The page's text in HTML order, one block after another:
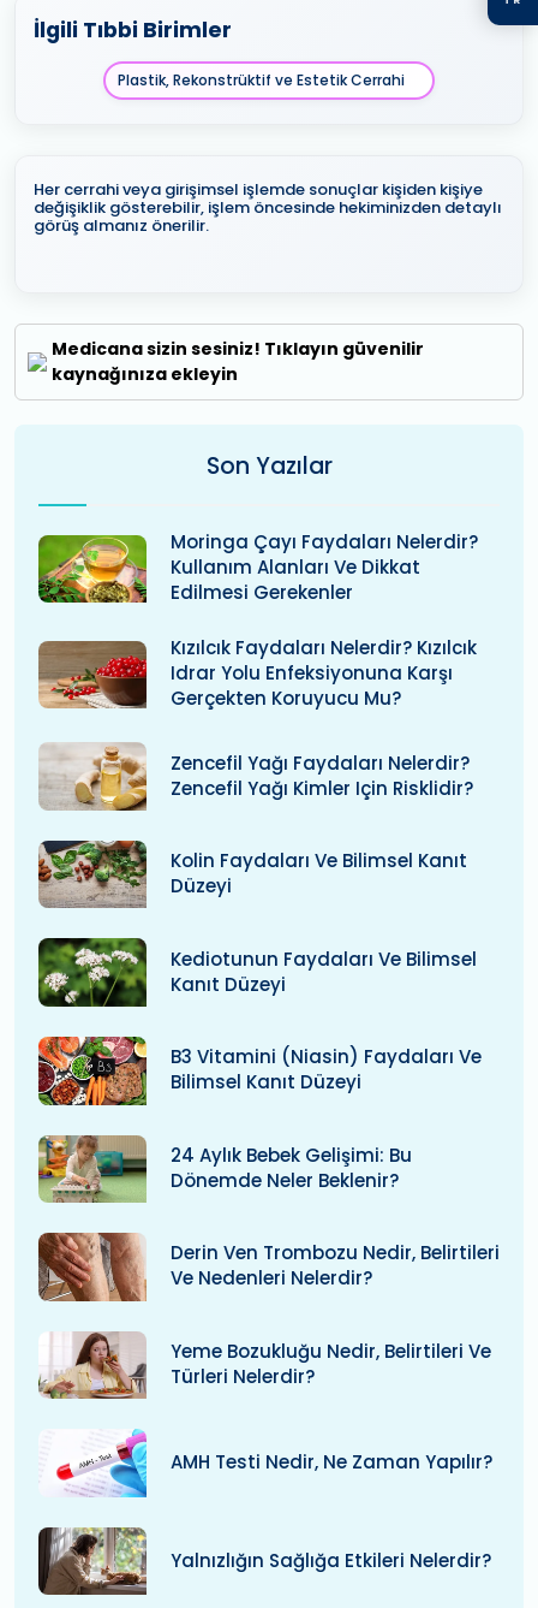
İlgili Tıbbi Birimler
Plastik, Rekonstrüktif ve Estetik Cerrahi
Her cerrahi veya girişimsel işlemde sonuçlar kişiden kişiye
değişiklik gösterebilir, işlem öncesinde hekiminizden detaylı
görüş almanız önerilir.
Medicana sizin sesiniz! Tıklayın güvenilir
kaynağınıza ekleyin
Son Yazılar
Moringa Çayı Faydaları Nelerdir?
Kullanım Alanları Ve Dikkat
Edilmesi Gerekenler
Kızılcık Faydaları Nelerdir? Kızılcık
Idrar Yolu Enfeksiyonuna Karşı
Gerçekten Koruyucu Mu?
Zencefil Yağı Faydaları Nelerdir?
Zencefil Yağı Kimler Için Risklidir?
Kolin Faydaları Ve Bilimsel Kanıt
Düzeyi
Kediotunun Faydaları Ve Bilimsel
Kanıt Düzeyi
B3 Vitamini (niasin) Faydaları Ve
Bilimsel Kanıt Düzeyi
24 Aylık Bebek Gelişimi: Bu
Dönemde Neler Beklenir?
Derin Ven Trombozu Nedir, Belirtileri
Ve Nedenleri Nelerdir?
Yeme Bozukluğu Nedir, Belirtileri Ve
Türleri Nelerdir?
AMH Testi Nedir, Ne Zaman Yapılır?
Yalnızlığın Sağlığa Etkileri Nelerdir?